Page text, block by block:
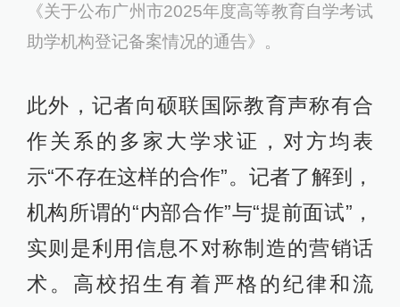
《关于公布广州市2025年度高等教育自学考试
助学机构登记备案情况的通告》。
此外，记者向硕联国际教育声称有合
作关系的多家大学求证，对方均表
示“不存在这样的合作”。记者了解到，
机构所谓的“内部合作”与“提前面试”，
实则是利用信息不对称制造的营销话
术。高校招生有着严格的纪律和流